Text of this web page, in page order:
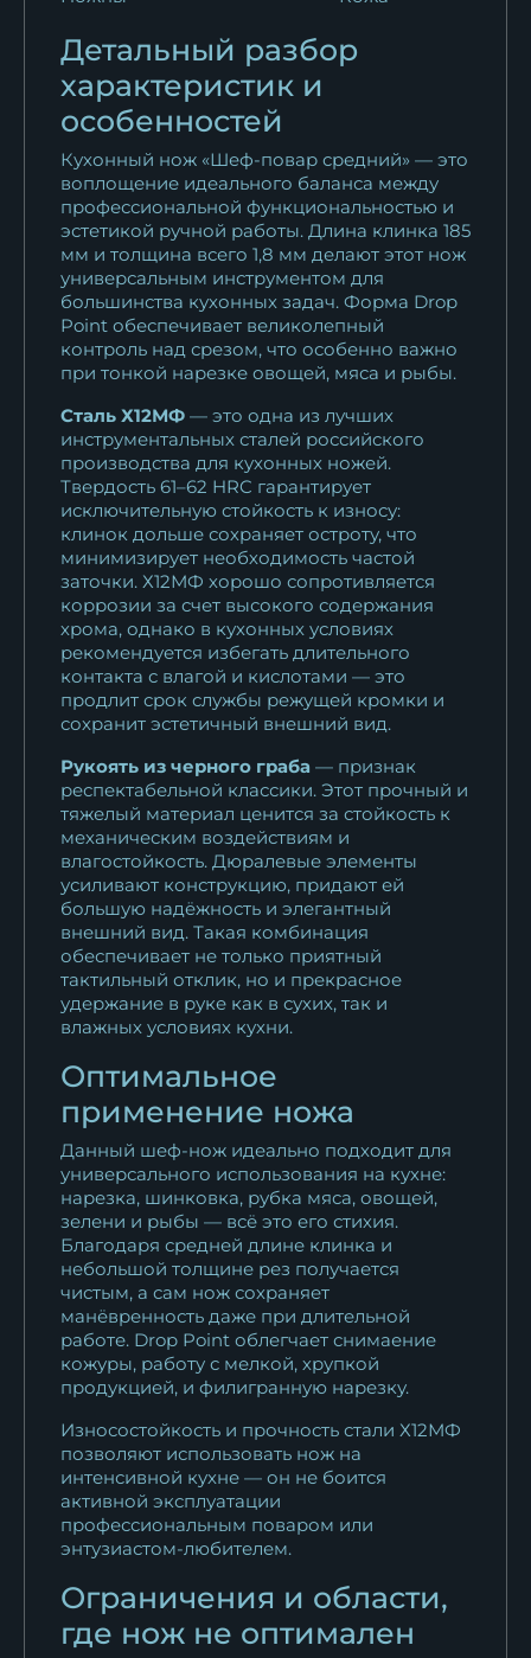
Детальный разбор
характеристик и
особенностей
Кухонный нож «Шеф-повар средний» — это
воплощение идеального баланса между
профессиональной функциональностью и
эстетикой ручной работы. Длина клинка 185
мм и толщина всего 1,8 мм делают этот нож
универсальным инструментом для
большинства кухонных задач. Форма Drop
Point обеспечивает великолепный
контроль над срезом, что особенно важно
при тонкой нарезке овощей, мяса и рыбы.
Сталь Х12МФ — это одна из лучших
инструментальных сталей российского
производства для кухонных ножей.
Твердость 61–62 HRC гарантирует
исключительную стойкость к износу:
клинок дольше сохраняет остроту, что
минимизирует необходимость частой
заточки. Х12МФ хорошо сопротивляется
коррозии за счет высокого содержания
хрома, однако в кухонных условиях
рекомендуется избегать длительного
контакта с влагой и кислотами — это
продлит срок службы режущей кромки и
сохранит эстетичный внешний вид.
Рукоять из черного граба — признак
респектабельной классики. Этот прочный и
тяжелый материал ценится за стойкость к
механическим воздействиям и
влагостойкость. Дюралевые элементы
усиливают конструкцию, придают ей
большую надёжность и элегантный
внешний вид. Такая комбинация
обеспечивает не только приятный
тактильный отклик, но и прекрасное
удержание в руке как в сухих, так и
влажных условиях кухни.
Оптимальное
применение ножа
Данный шеф-нож идеально подходит для
универсального использования на кухне:
нарезка, шинковка, рубка мяса, овощей,
зелени и рыбы — всё это его стихия.
Благодаря средней длине клинка и
небольшой толщине рез получается
чистым, а сам нож сохраняет
манёвренность даже при длительной
работе. Drop Point облегчает снимаение
кожуры, работу с мелкой, хрупкой
продукцией, и филигранную нарезку.
Износостойкость и прочность стали Х12МФ
позволяют использовать нож на
интенсивной кухне — он не боится
активной эксплуатации
профессиональным поваром или
энтузиастом-любителем.
Ограничения и области,
где нож не оптимален